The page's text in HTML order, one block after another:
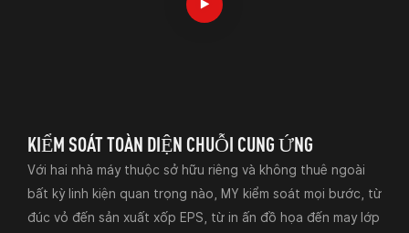
KIỂM SOÁT TOÀN DIỆN CHUỖI CUNG ỨNG
Với hai nhà máy thuộc sở hữu riêng và không thuê ngoài
bất kỳ linh kiện quan trọng nào, MY kiểm soát mọi bước, từ
đúc vỏ đến sản xuất xốp EPS, từ in ấn đồ họa đến may lớp